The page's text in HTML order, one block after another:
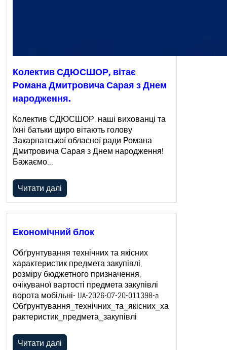
Колектив СДЮСШОР, вітає
Романа Дмитровича Сарая з Днем
народження.
Колектив СДЮСШОР, наші вихованці та
їхні батьки щиро вітають голову
Закарпатської обласної ради Романа
Дмитровича Сарая з Днем народження!
Бажаємо…
Читати далі
Економічний блок
Обґрунтування технічних та якісних
характеристик предмета закупівлі,
розміру бюджетного призначення,
очікуваної вартості предмета закупівлі
ворота мобільні- UA-2026-07-20-011398-a
Обґрунтування_технічних_та_якісних_ха
рактеристик_предмета_закупівлі
Читати далі